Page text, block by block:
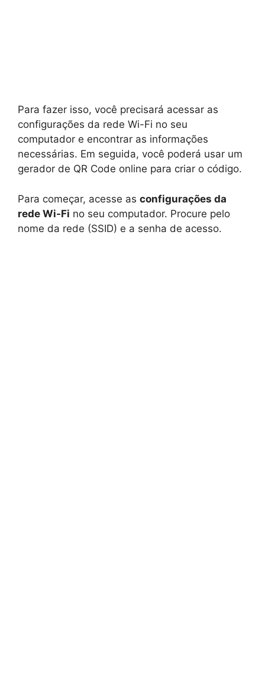
Para fazer isso, você precisará acessar as
configurações da rede Wi-Fi no seu
computador e encontrar as informações
necessárias. Em seguida, você poderá usar um
gerador de QR Code online para criar o código.
Para começar, acesse as configurações da
rede Wi-Fi no seu computador. Procure pelo
nome da rede (SSID) e a senha de acesso.